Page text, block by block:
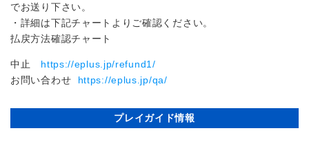
でお送り下さい。
・詳細は下記チャートよりご確認ください。
払戻方法確認チャート
中止 https://eplus.jp/refund1/
お問い合わせ https://eplus.jp/qa/
プレイガイド情報